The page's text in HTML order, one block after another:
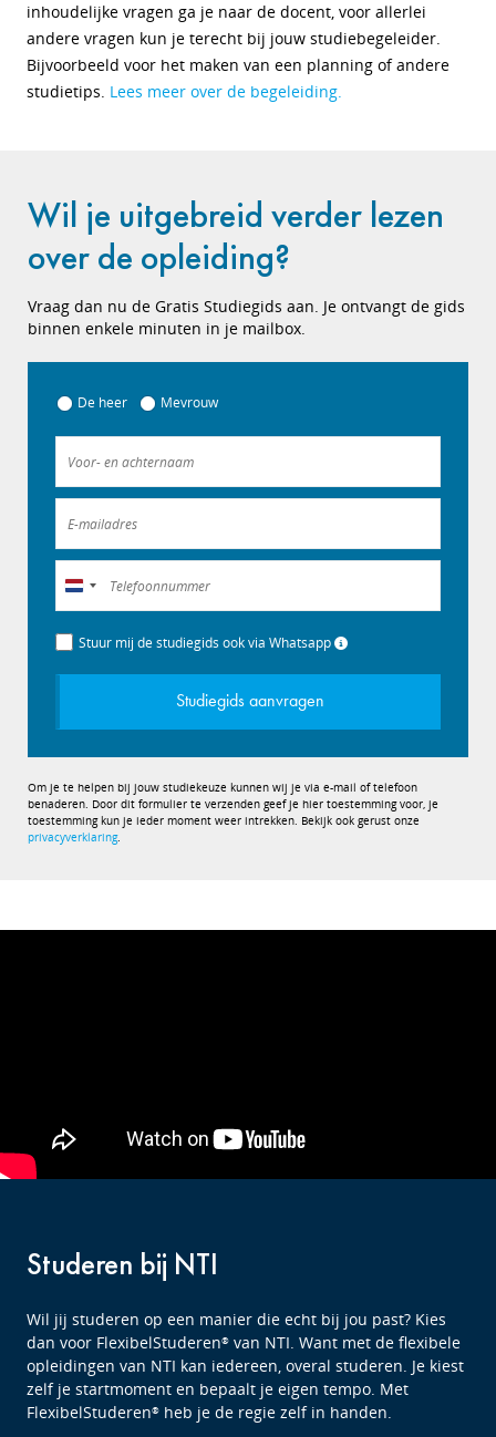
inhoudelijke vragen ga je naar de docent, voor allerlei
andere vragen kun je terecht bij jouw studiebegeleider.
Bijvoorbeeld voor het maken van een planning of andere
studietips. Lees meer over de begeleiding.
Wil je uitgebreid verder lezen
over de opleiding?
Vraag dan nu de Gratis Studiegids aan. Je ontvangt de gids
binnen enkele minuten in je mailbox.
De heer Mevrouw
Nederland
+31
Stuur mij de studiegids ook via Whatsapp
Studiegids aanvragen
Om je te helpen bij jouw studiekeuze kunnen wij je via e-mail of telefoon
benaderen. Door dit formulier te verzenden geef je hier toestemming voor, je
toestemming kun je ieder moment weer intrekken. Bekijk ook gerust onze
privacyverklaring.
Studeren bij NTI
Wil jij studeren op een manier die echt bij jou past? Kies
dan voor FlexibelStuderen® van NTI. Want met de flexibele
opleidingen van NTI kan iedereen, overal studeren. Je kiest
zelf je startmoment en bepaalt je eigen tempo. Met
FlexibelStuderen® heb je de regie zelf in handen.